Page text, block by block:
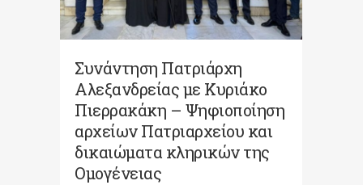
Συνάντηση Πατριάρχη
Αλεξανδρείας με Κυριάκο
Πιερρακάκη – Ψηφιοποίηση
αρχείων Πατριαρχείου και
δικαιώματα κληρικών της
Ομογένειας